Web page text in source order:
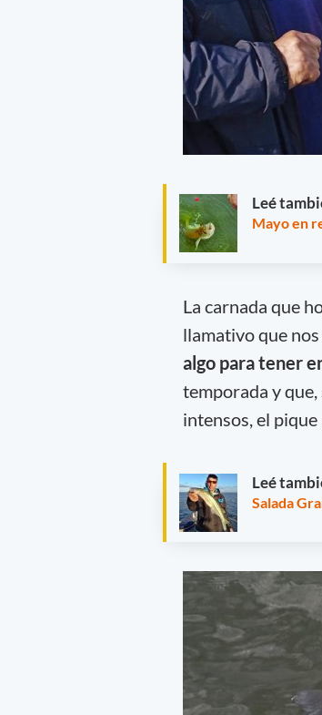
Leé
Mayo en
La carnada que
llamativo que
algo para tener
temporada y
intensos, el
Leé
Salada